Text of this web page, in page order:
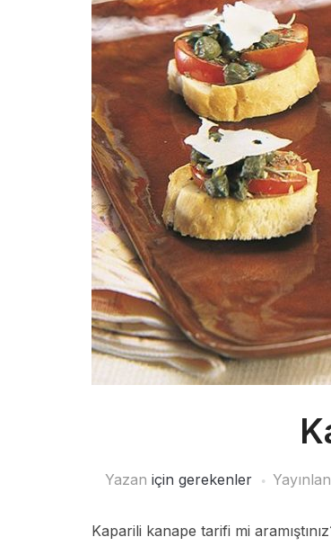
Yazan için gerekenler
Kaparili kanape tarifi mi